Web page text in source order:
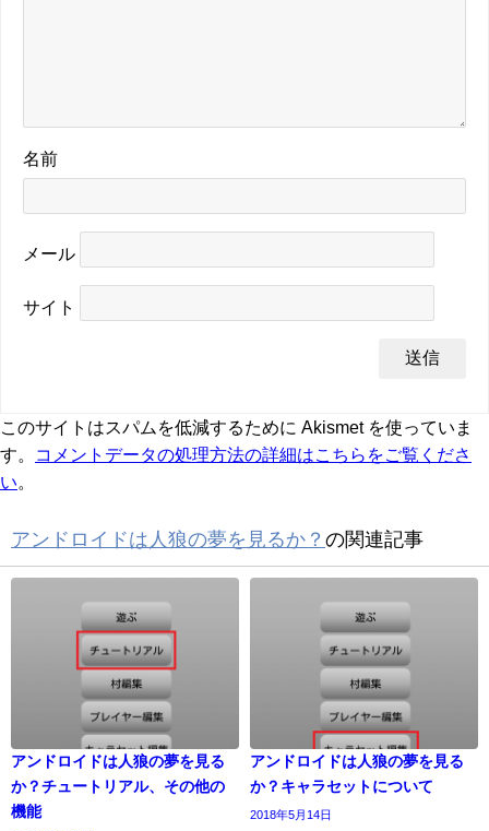
名前
メール
サイト
このサイトはスパムを低減するために Akismet を使っていま
す。
コメントデータの処理方法の詳細はこちらをご覧くださ
い
アンドロイドは人狼の夢を見るか？ の関連記事
アンドロイドは人狼の夢を見る
か？チュートリアル、その他の
機能
アンドロイドは人狼の夢を見る
か？キャラセットについて
2018年5月14日